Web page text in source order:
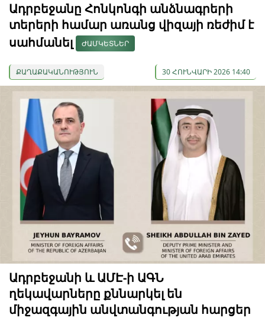
Ադրբեջանը Հոնկոնգի անձնագրերի
տերերի համար առանց վիզայի ռեժիմ է
սահմանել
ԺԱՄԿԵՏՆԵՐ
ՔԱՂԱՔԱԿԱՆՈՒԹՅՈՒՆ 30 ՀՈՒՆՎԱՐԻ 2026 14:40
Ադրբեջանի և ԱՄԷ-ի ԱԳՆ
ղեկավարները քննարկել են
միջազգային անվտանգության հարցեր